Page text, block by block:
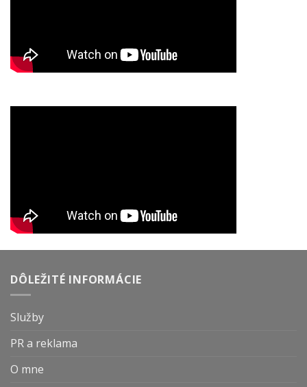
DÔLEŽITÉ INFORMÁCIE
Služby
PR a reklama
O mne